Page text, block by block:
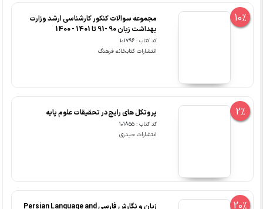
10%
مجموعه سوالات کنکور کارشناسی ارشد وزارت
بهداشت زبان 90 -91 تا 1401 - 1400
کد کتاب : 101796
انتشارات کتابخانه فرهنگ
2% پروتکل های رایج در تحقیقات علوم پایه
کد کتاب : 101855
انتشارات حیدری
زبان و نگارش فارسی Persian Language and